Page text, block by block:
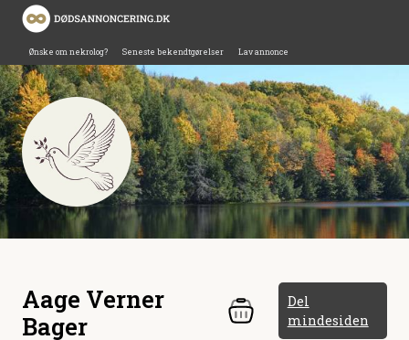
Ønske om nekrolog? Seneste bekendtgørelser Lav annonce
Aage Verner
Bager
Del
mindesiden